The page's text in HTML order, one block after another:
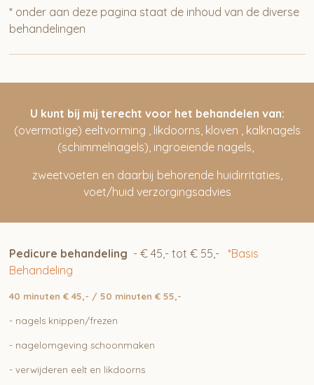
* onder aan deze pagina staat de inhoud van de diverse
behandelingen
U kunt bij mij terecht voor het behandelen van:
(overmatige) eeltvorming , likdoorns, kloven , kalknagels
(schimmelnagels), ingroeiende nagels,
zweetvoeten en daarbij behorende huidirritaties,
voet/huid verzorgingsadvies
Pedicure behandeling - € 45,- tot € 55,- *Basis
Behandeling
40 minuten € 45,- / 50 minuten € 55,-
- nagels knippen/frezen
- nagelomgeving schoonmaken
- verwijderen eelt en likdoorns